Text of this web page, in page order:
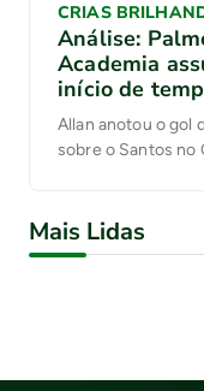
CRIAS
Análise:
Academia
início de
Allan anotou o gol
sobre o Santos no
Mais Lidas